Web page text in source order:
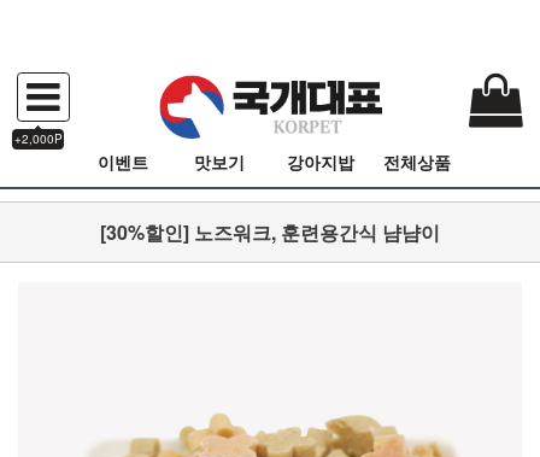
+2,000P
이벤트 맛보기 강아지밥 전체상품
[30%할인] 노즈워크, 훈련용간식 냠냠이